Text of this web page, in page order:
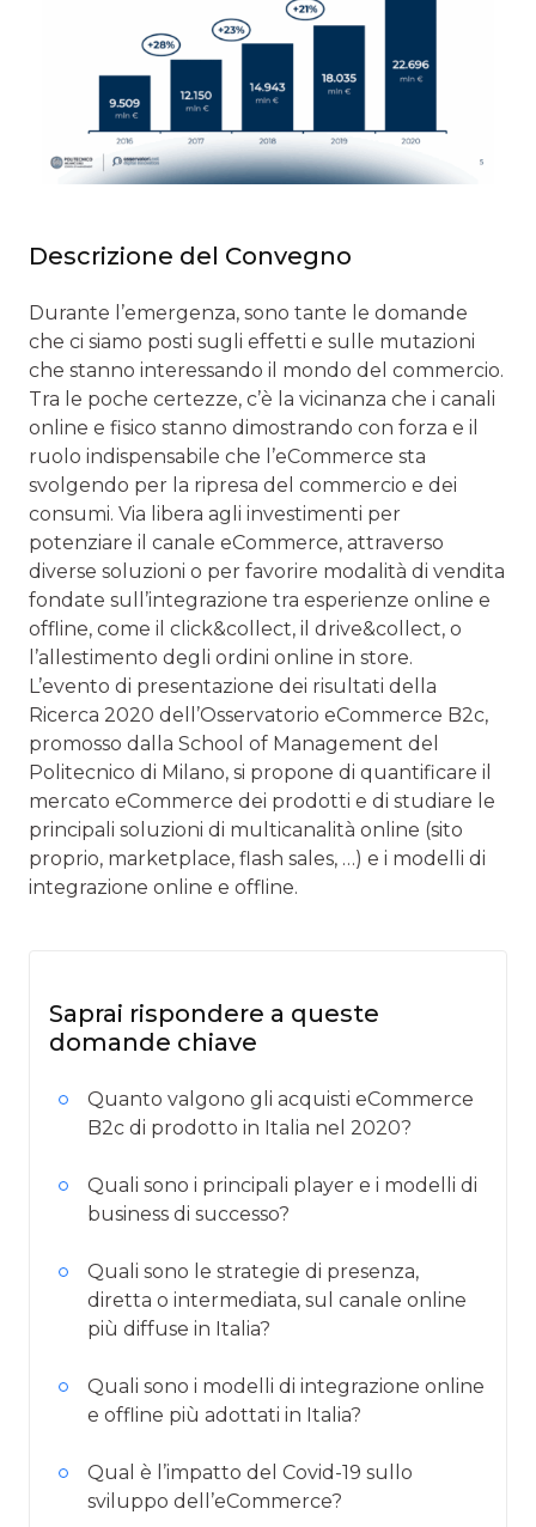
Descrizione del Convegno
Durante l’emergenza, sono tante le domande
che ci siamo posti sugli effetti e sulle mutazioni
che stanno interessando il mondo del commercio.
Tra le poche certezze, c’è la vicinanza che i canali
online e fisico stanno dimostrando con forza e il
ruolo indispensabile che l’eCommerce sta
svolgendo per la ripresa del commercio e dei
consumi. Via libera agli investimenti per
potenziare il canale eCommerce, attraverso
diverse soluzioni o per favorire modalità di vendita
fondate sull’integrazione tra esperienze online e
offline, come il click&collect, il drive&collect, o
l’allestimento degli ordini online in store.
L’evento di presentazione dei risultati della
Ricerca 2020 dell’Osservatorio eCommerce B2c,
promosso dalla School of Management del
Politecnico di Milano, si propone di quantificare il
mercato eCommerce dei prodotti e di studiare le
principali soluzioni di multicanalità online (sito
proprio, marketplace, flash sales, …) e i modelli di
integrazione online e offline.
Saprai rispondere a queste
domande chiave
Quanto valgono gli acquisti eCommerce
B2c di prodotto in Italia nel 2020?
Quali sono i principali player e i modelli di
business di successo?
Quali sono le strategie di presenza,
diretta o intermediata, sul canale online
più diffuse in Italia?
Quali sono i modelli di integrazione online
e offline più adottati in Italia?
Qual è l’impatto del Covid-19 sullo
sviluppo dell’eCommerce?